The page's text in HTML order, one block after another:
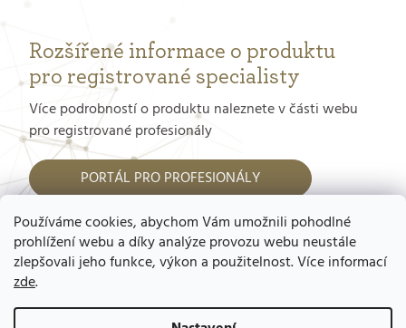
Používáme cookies, abychom Vám umožnili pohodlné
prohlížení webu a díky analýze provozu webu neustále
zlepšovali jeho funkce, výkon a použitelnost. Více informací
zde.
Rozšířené informace o produktu
pro registrované specialisty
Více podrobností o produktu naleznete v části webu
pro registrované profesionály
PORTÁL PRO PROFESIONÁLY
Jak dostat přístup do tohoto portálu?